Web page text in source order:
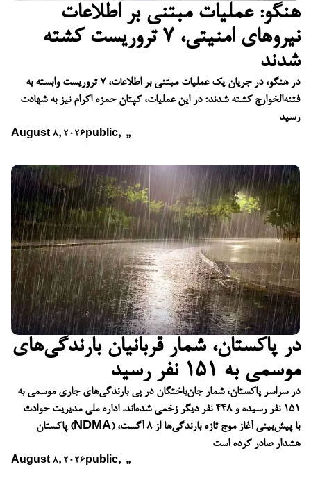
هنگو: عملیات مبتنی بر اطلاعات
نیروهای امنیتی، ۷ تروریست کشته
شدند
در هنگو، در جریان یک عملیات مبتنی بر اطلاعات، ۷ تروریست وابسته به
فتنه‌الخوارج کشته شدند؛ در این عملیات، کپتان حمزه اکرام نیز به شهادت
رسید
August 8, 2026 public, ,,
در پاکستان، شمار قربانیان بارندگی‌های
موسمی به ۱۵۱ نفر رسید
در سراسر پاکستان، شمار جان‌باختگان در پی بارندگی‌های جاری موسمی به
۱۵۱ نفر رسیده و ۴۴۸ نفر دیگر زخمی شده‌اند. اداره ملی مدیریت حوادث
پاکستان (NDMA) با پیش‌بینی آغاز موج تازه بارندگی‌ها از ۸ آگست،
هشدار صادر کرده است
August 8, 2026 public, ,,